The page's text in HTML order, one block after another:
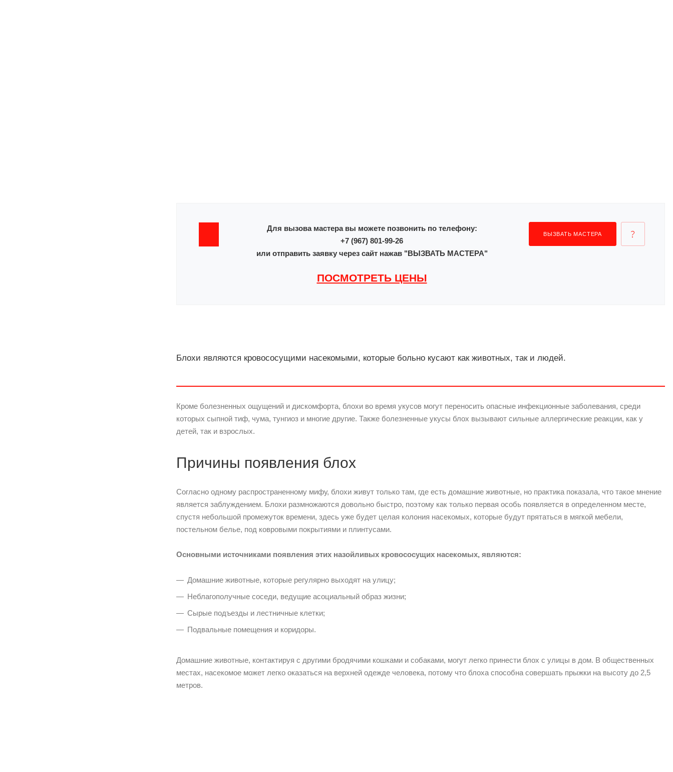
Для вызова мастера вы можете позвонить по телефону:
+7 (967) 801-99-26
или отправить заявку через сайт нажав "ВЫЗВАТЬ МАСТЕРА"
ПОСМОТРЕТЬ ЦЕНЫ
ВЫЗВАТЬ МАСТЕРА
Блохи являются кровососущими насекомыми, которые больно кусают как животных, так и людей.
Кроме болезненных ощущений и дискомфорта, блохи во время укусов могут переносить опасные инфекционные заболевания, среди
которых сыпной тиф, чума, тунгиоз и многие другие. Также болезненные укусы блох вызывают сильные аллергические реакции, как у
детей, так и взрослых.
Причины появления блох
Согласно одному распространенному мифу, блохи живут только там, где есть домашние животные, но практика показала, что такое мнение
является заблуждением. Блохи размножаются довольно быстро, поэтому как только первая особь появляется в определенном месте,
спустя небольшой промежуток времени, здесь уже будет целая колония насекомых, которые будут прятаться в мягкой мебели,
постельном белье, под ковровыми покрытиями и плинтусами.
Основными источниками появления этих назойливых кровососущих насекомых, являются:
Домашние животные, которые регулярно выходят на улицу;
Неблагополучные соседи, ведущие асоциальный образ жизни;
Сырые подъезды и лестничные клетки;
Подвальные помещения и коридоры.
Домашние животные, контактируя с другими бродячими кошками и собаками, могут легко принести блох с улицы в дом. В общественных
местах, насекомое может легко оказаться на верхней одежде человека, потому что блоха способна совершать прыжки на высоту до 2,5
метров.